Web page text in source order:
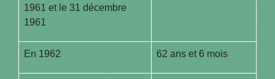
1961 et le 31 décembre
1961
En 1962 62 ans et 6 mois